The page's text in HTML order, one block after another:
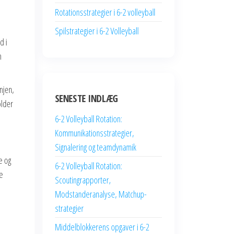
i
og
Rotationsstrategier i 6-2 volleyball
Spilstrategier i 6-2 Volleyball
SENESTE INDLÆG
6-2 Volleyball Rotation:
Kommunikationsstrategier,
Signalering og teamdynamik
6-2 Volleyball Rotation:
Scoutingrapporter,
Modstanderanalyse, Matchup-
strategier
Middelblokkerens opgaver i 6-2